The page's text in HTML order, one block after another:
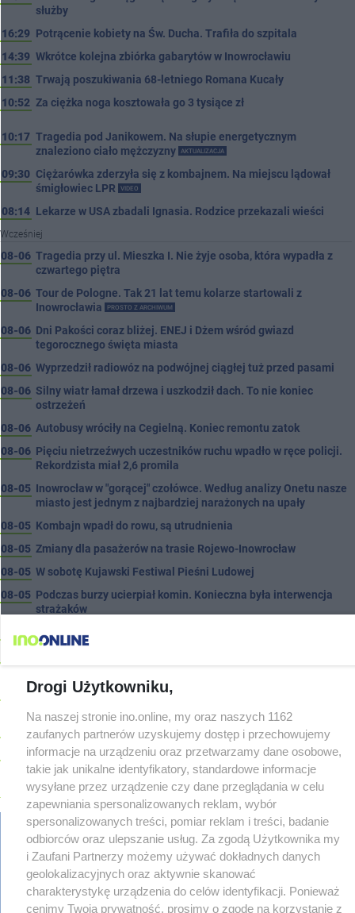
służby
16:29 Potrącenie kobiety na Św. Ducha. Trafiła do szpitala
14:39 Wkrótce kolejna zbiórka gabarytów w Inowrocławiu
11:38 Trwają poszukiwania 68-letniego Romana Kucały
10:52 Za ciężka noga kosztowała go 3 tysiące zł
10:17 Tragedia pod Janikowem. Na słupie energetycznym
znaleziono ciało mężczyzny
AKTUALIZACJA
09:30 Ciężarówka zderzyła się z kombajnem. Na miejscu lądował
śmigłowiec LPR
VIDEO
08:14 Lekarze w USA zbadali Ignasia. Rodzice przekazali wieści
Wcześniej
08-06 Tragedia przy ul. Mieszka I. Nie żyje osoba, która wypadła z
czwartego piętra
08-06 Tour de Pologne. Tak 21 lat temu kolarze startowali z
Inowrocławia
PROSTO Z ARCHIWUM
08-06 Dni Pakości coraz bliżej. ENEJ i Dżem wśród gwiazd
tegorocznego święta miasta
08-06 Wyprzedził radiowóz na podwójnej ciągłej tuż przed pasami
08-06 Silny wiatr łamał drzewa i uszkodził dach. To nie koniec
ostrzeżeń
08-06 Autobusy wróciły na Cegielną. Koniec remontu zatok
08-06 Pięciu nietrzeźwych uczestników ruchu wpadło w ręce policji.
Rekordzista miał 2,6 promila
08-05 Inowrocław w "gorącej" czołówce. Według analizy Onetu nasze
miasto jest jednym z najbardziej narażonych na upały
08-05 Kombajn wpadł do rowu, są utrudnienia
08-05 Zmiany dla pasażerów na trasie Rojewo-Inowrocław
08-05 W sobotę Kujawski Festiwal Pieśni Ludowej
08-05 Podczas burzy ucierpiał komin. Konieczna była interwencja
strażaków
Kto siedział za kierownicą Golfa? Kierowca zbiegł po kolizji
08-05 19 września pierwszy ligowy mecz Noteci. Znamy cały
08-05 Po rezygnacji z tej inwestycji miasto wraca do tematu
08-04 Reklamy w centrum. Jego zdaniem Marcin Wroński jest w
błędzie [akt.]
08-04 Duże utrudnienia na Dworcowej. Dwa pasy blokowała
przyczepa od ciągnika Z OSTATNIEJ CHWILI
08-04 Upały, a potem burze. Groźna pogoda nad naszym regionem
08-04 Ruszyła modernizacja remizy OSP w Pakości
08-04 Kolizja na Rąbinie. Policja szuka kierowcy Golfa
08-04 91-latek chciał pomnożyć oszczędności. Stracił ponad 10 tys.
regulamin
reklama
redakcja
Drogi Użytkowniku,
Na naszej stronie ino.online, my oraz naszych 1162
zaufanych partnerów uzyskujemy dostęp i przechowujemy
informacje na urządzeniu oraz przetwarzamy dane osobowe,
takie jak unikalne identyfikatory, standardowe informacje
wysyłane przez urządzenie czy dane przeglądania w celu
zapewniania spersonalizowanych reklam, wybór
spersonalizowanych treści, pomiar reklam i treści, badanie
odbiorców oraz ulepszanie usług. Za zgodą Użytkownika my
i Zaufani Partnerzy możemy używać dokładnych danych
geolokalizacyjnych oraz aktywnie skanować
charakterystykę urządzenia do celów identyfikacji. Ponieważ
cenimy Twoją prywatność, prosimy o zgodę na korzystanie z